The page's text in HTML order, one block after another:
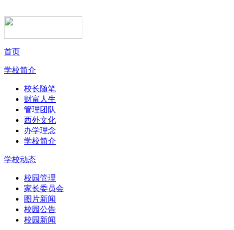
首页
学校简介
校长随笔
财富人生
管理团队
西外文化
办学理念
学校简介
学校动态
校园管理
家长委员会
图片新闻
校园公告
校园新闻